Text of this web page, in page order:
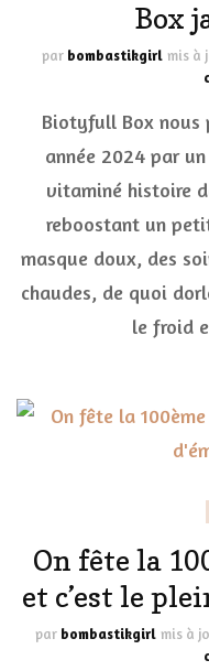
Box
par bombastikgirl mis à
Biotyfull Box nous
année 2024 par
vitaminé histoire
reboostant un
masque doux, des
chaudes, de quoi
le froid
On fête la
et c’est le
par bombastikgirl mis à